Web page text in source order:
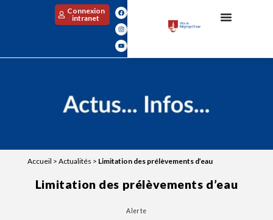
Connexion
intranet
Accueil > Actualités > Limitation des prélèvements d’eau
Limitation des prélèvements d’eau
Alerte